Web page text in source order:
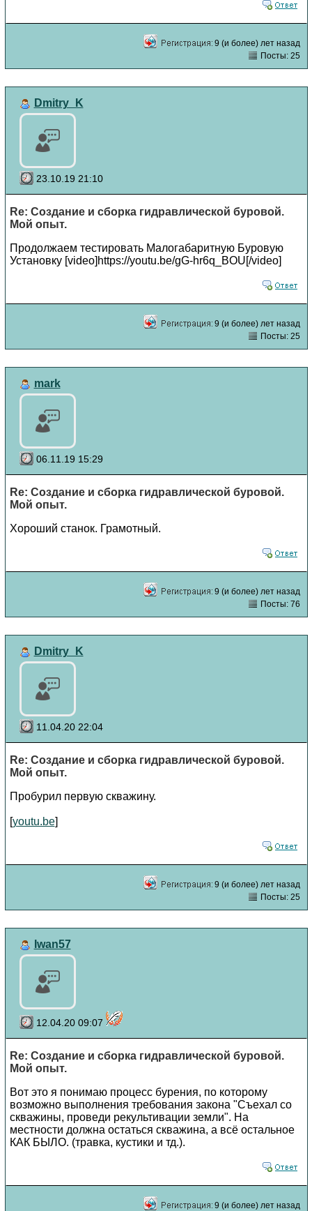
9 (и более) лет назад
Посты: 25
Dmitry_K
23.10.19 21:10
Re: Создание и сборка гидравлической буровой.
Мой опыт.
Продолжаем тестировать Малогабаритную Буровую
Установку [video]https://youtu.be/gG-hr6q_BOU[/video]
9 (и более) лет назад
Посты: 25
mark
06.11.19 15:29
Re: Создание и сборка гидравлической буровой.
Мой опыт.
Хороший станок. Грамотный.
9 (и более) лет назад
Посты: 76
Dmitry_K
11.04.20 22:04
Re: Создание и сборка гидравлической буровой.
Мой опыт.
Пробурил первую скважину.
[youtu.be]
9 (и более) лет назад
Посты: 25
Iwan57
12.04.20 09:07
Re: Создание и сборка гидравлической буровой.
Мой опыт.
Вот это я понимаю процесс бурения, по которому
возможно выполнения требования закона "Съехал со
скважины, проведи рекультивации земли". На
местности должна остаться скважина, а всё остальное
КАК БЫЛО. (травка, кустики и тд.).
9 (и более) лет назад